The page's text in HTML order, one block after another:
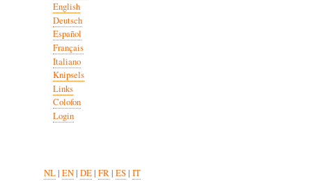
English
Deutsch
Español
Français
Italiano
Knipsels
Links
Colofon
Login
NL| EN| DE| FR| ES| IT